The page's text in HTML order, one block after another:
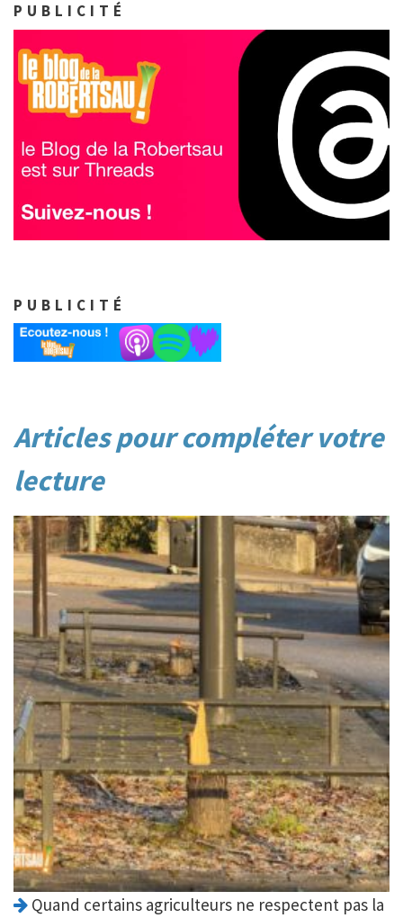
PUBLICITÉ
PUBLICITÉ
Post
navigation
Articles pour compléter votre
lecture
Quand certains agriculteurs ne respectent pas la